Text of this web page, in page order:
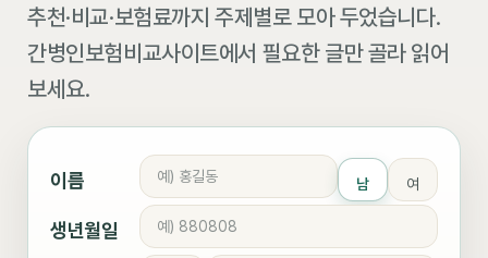
추천·비교·보험료까지 주제별로 모아 두었습니다.
간병인보험비교사이트에서 필요한 글만 골라 읽어
보세요.
이름 남 여
생년월일